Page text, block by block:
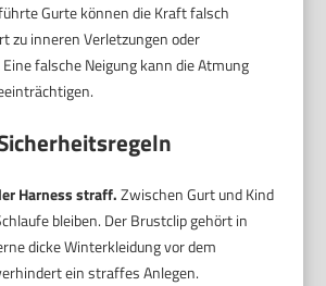
Gurte können die Kraft falsch
zu inneren Verletzungen oder
falsche Neigung kann die Atmung
Harness straff.Zwischen Gurt und Kind
bleiben. Der Brustclip gehört in
dicke Winterkleidung vor dem
ein straffes Anlegen.